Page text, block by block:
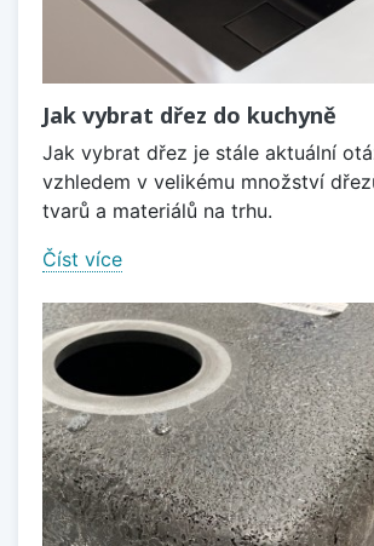
Jak vybrat dřez do kuchyně
Jak vybrat dřez je stále aktuální
vzhledem v velikému množství
tvarů a materiálů na trhu.
Číst více